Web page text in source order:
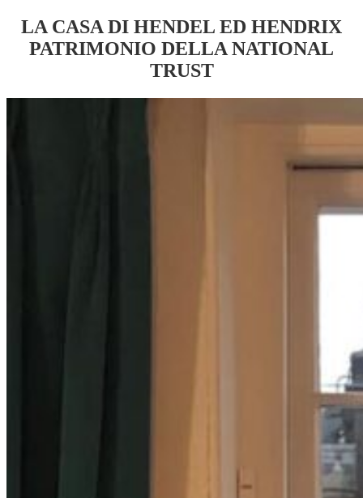
LA CASA DI HENDEL ED HENDRIX
PATRIMONIO DELLA NATIONAL
TRUST